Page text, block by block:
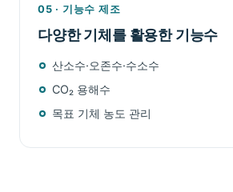
05 · 기능수 제조
다양한 기체를 활용한 기능수
산소수·오존수·수소수
CO₂ 용해수
목표 기체 농도 관리